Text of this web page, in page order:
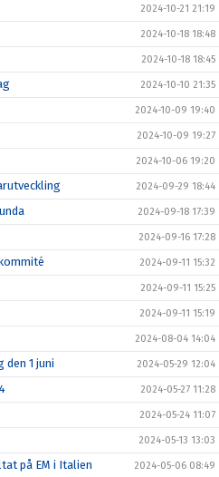
2024-10-21 21:19
2024-10-18 18:48
2024-10-18 18:45
2024-10-10 21:35
2024-10-09 19:40
2024-10-09 19:27
2024-10-06 19:20
2024-09-29 18:44
2024-09-18 17:39
2024-09-16 17:28
2024-09-11 15:32
2024-09-11 15:25
2024-09-11 15:19
2024-08-04 14:04
den 1 juni 2024-05-29 12:04
2024-05-27 11:28
2024-05-24 11:07
2024-05-13 13:03
på EM i Italien 2024-05-06 08:49